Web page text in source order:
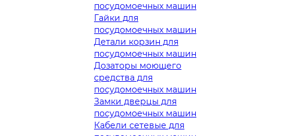
посудомоечных машин
Гайки для
посудомоечных машин
Детали корзин для
посудомоечных машин
Дозаторы моющего
средства для
посудомоечных машин
Замки дверцы для
посудомоечных машин
Кабели сетевые для